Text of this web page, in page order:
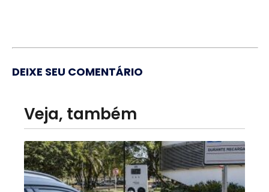
DEIXE SEU COMENTÁRIO
Veja, também